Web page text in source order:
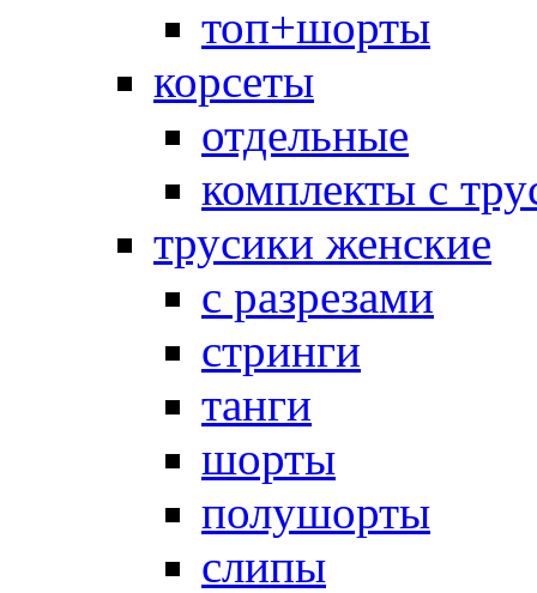
топ+шорты
корсеты
отдельные
комплекты с
трусики женские
с разрезами
стринги
танги
шорты
полушорты
слипы